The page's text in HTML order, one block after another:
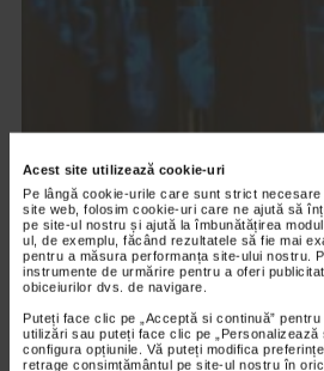
Acest site utilizează cookie-uri
Pe lângă cookie-urile care sunt strict
site web, folosim cookie-uri care ne ajută să
pe site-ul nostru și ajută la îmbunătățirea
ul, de exemplu, făcând rezultatele să fie mai
pentru a măsura performanța site-ului nostru.
instrumente de urmărire pentru a oferi
obiceiurilor dvs. de navigare.
Puteți face clic pe „Acceptă si continuă”
utilizări sau puteți face clic pe „Personalizează
configura opțiunile. Vă puteți modifica
retrage consimțământul pe site-ul nostru în
CLIPA DE ARTA
ARTS and ARTISTS.
„Invisible Garden #2”
150 vizualizari
VIDEO